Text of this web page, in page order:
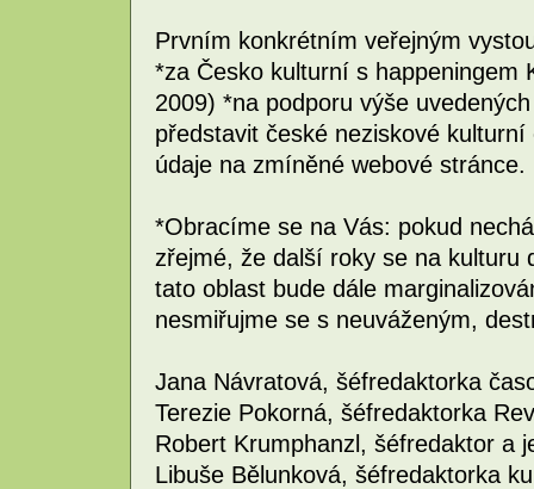
Prvním konkrétním veřejným
*za Česko kulturní s happeningem
2009) *na podporu výše
představit české neziskové
údaje na zmíněné webové stránce.
*Obracíme se na Vás: pokud
zřejmé, že další roky se na kulturu
tato oblast bude dále
nesmiřujme se s neuváženým,
Jana Návratová, šéfredaktorka
Terezie Pokorná, šéfredaktorka
Robert Krumphanzl, šéfredaktor a
Libuše Bělunková, šéfredaktorka